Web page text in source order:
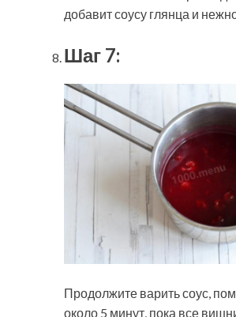
добавит соусу глянца и
Шаг 7:
Продолжите варить соус,
около 5 минут, пока все